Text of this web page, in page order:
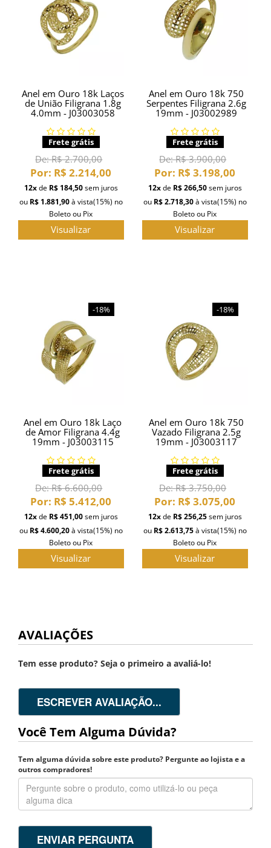
Anel em Ouro 18k Laços
de União Filigrana 1.8g
4.0mm - J03003058
Frete grátis
De:R$ 2.700,00
Por: R$ 2.214,00
12xde R$ 184,50sem juros
ou R$ 1.881,90à vista(15%) no
Boleto ou Pix
Visualizar
Anel em Ouro 18k 750
Serpentes Filigrana 2.6g
19mm - J03002989
Frete grátis
De:R$ 3.900,00
Por: R$ 3.198,00
12xde R$ 266,50sem juros
ou R$ 2.718,30à vista(15%) no
Boleto ou Pix
Visualizar
-18%
Anel em Ouro 18k Laço
de Amor Filigrana 4.4g
19mm - J03003115
Frete grátis
De:R$ 6.600,00
Por: R$ 5.412,00
12xde R$ 451,00sem juros
ou R$ 4.600,20à vista(15%) no
Boleto ou Pix
Visualizar
-18%
Anel em Ouro 18k 750
Vazado Filigrana 2.5g
19mm - J03003117
Frete grátis
De:R$ 3.750,00
Por: R$ 3.075,00
12xde R$ 256,25sem juros
ou R$ 2.613,75à vista(15%) no
Boleto ou Pix
Visualizar
AVALIAÇÕES
Tem esse produto? Seja o primeiro a avaliá-lo!
ESCREVER AVALIAÇÃO...
Você Tem Alguma Dúvida?
Tem alguma dúvida sobre este produto? Pergunte ao lojista e a
outros compradores!
ENVIAR PERGUNTA